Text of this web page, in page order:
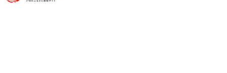
ル 予約 宿泊 ギフト プレゼント お祝い 尾道 広島】